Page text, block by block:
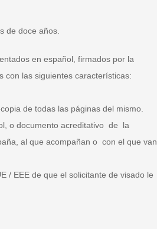
de doce años.
en español, firmados por la
con las siguientes características:
de todas las páginas del mismo.
o documento acreditativo de la
al que acompañan o con el que van
/ EEE de que el solicitante de visado le